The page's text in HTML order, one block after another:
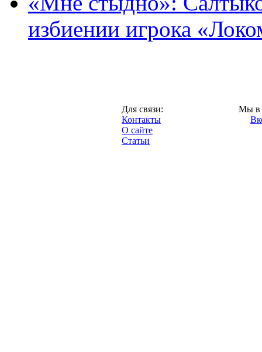
избиении игрока
Для связи:
Контакты
О сайте
Статьи
Мы в